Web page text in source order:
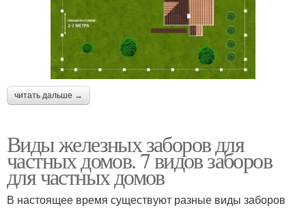
читать дальше →
Виды железных заборов для
частных домов. 7 видов заборов
для частных домов
В настоящее время существуют разные виды заборов